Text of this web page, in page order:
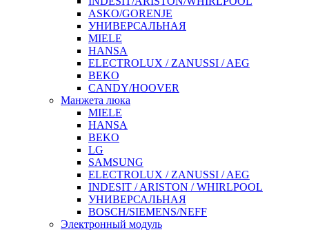
ASKO/GORENJE
УНИВЕРСАЛЬНАЯ
MIELE
HANSA
ELECTROLUX / ZANUSSI / AEG
BEKO
CANDY/HOOVER
Манжета люка
MIELE
HANSA
BEKO
LG
SAMSUNG
ELECTROLUX / ZANUSSI / AEG
INDESIT / ARISTON / WHIRLPOOL
УНИВЕРСАЛЬНАЯ
BOSCH/SIEMENS/NEFF
Электронный модуль